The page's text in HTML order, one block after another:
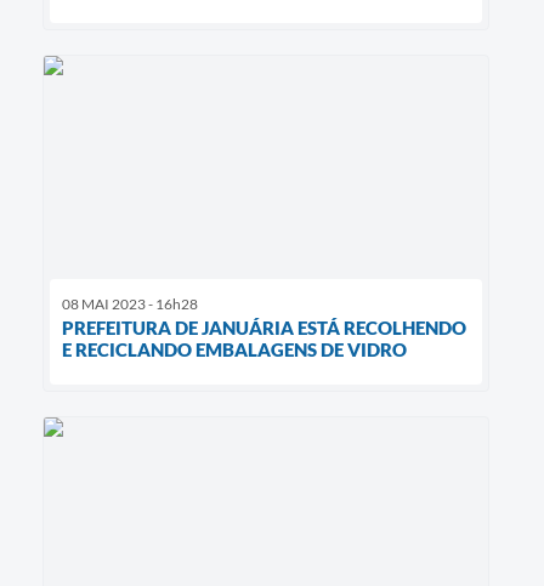
08 MAI 2023 - 16h28
PREFEITURA DE JANUÁRIA ESTÁ RECOLHENDO
E RECICLANDO EMBALAGENS DE VIDRO